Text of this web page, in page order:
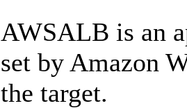
AWSALB is an
set by Amazon
the target.